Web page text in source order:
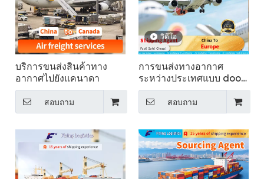
บริการขนส่งสินค้าทาง
อากาศไปยังแคนาดา
สอบถาม
วิดีโอ
การขนส่งทางอากาศ
ระหว่างประเทศแบบ door-
to-door จากจีนสู่ยุโรป
สอบถาม